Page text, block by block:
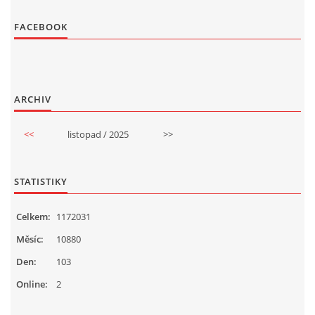
FACEBOOK
ARCHIV
<< listopad / 2025 >>
STATISTIKY
Online: 2
Celkem: 1172031
Měsíc:
10880
Den:
103